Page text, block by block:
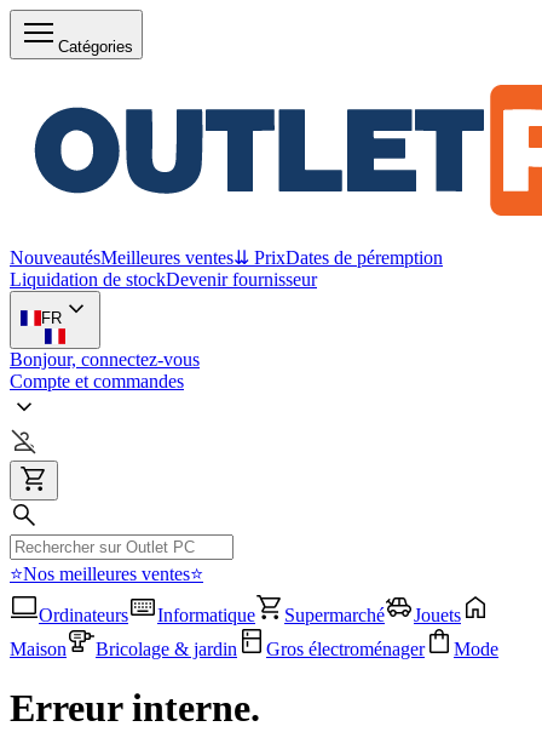
Catégories
NouveautésMeilleures ventes⇊ PrixDates de péremption
Liquidation de stockDevenir fournisseur
FR
Bonjour, connectez-vous
Compte et commandes
⭐Nos meilleures ventes⭐
Ordinateurs
Informatique Supermarché
Jouets
Maison
Bricolage & jardin Gros électroménager Mode
Erreur interne.